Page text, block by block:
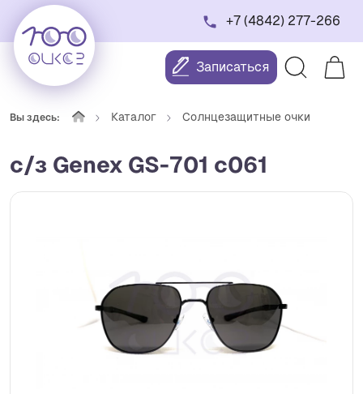
+7 (4842) 277-266
Записаться
Вы здесь: Каталог Солнцезащитные очки
с/з Genex GS-701 с061